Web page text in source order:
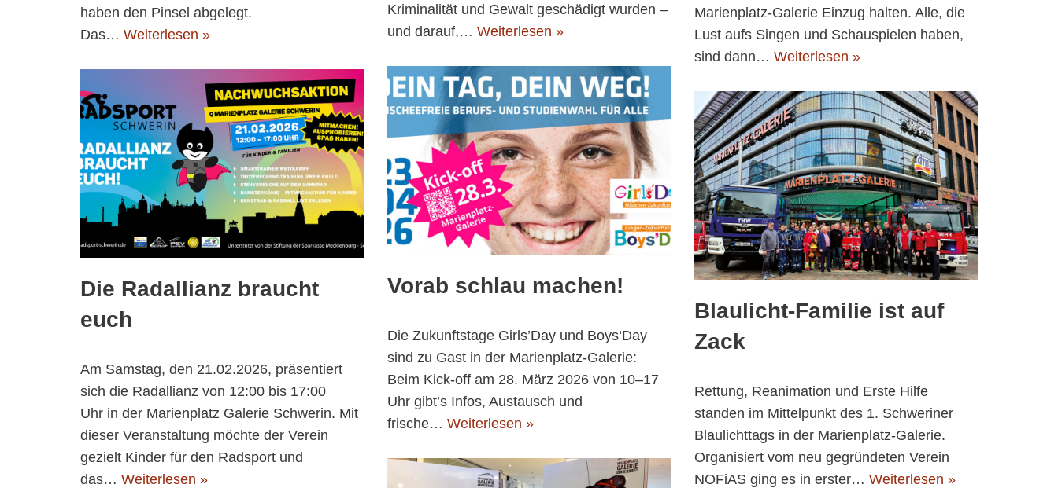
Marienplatz-Galerie Einzug halten. Alle, die
Lust aufs Singen und Schauspielen haben,
sind dann… Weiterlesen »
haben den Pinsel abgelegt.
Das… Weiterlesen »
Kriminalität und Gewalt geschädigt wurden –
und darauf,… Weiterlesen »
Vorab schlau machen!
Die Zukunftstage Girls’Day und Boys‘Day
sind zu Gast in der Marienplatz-Galerie:
Beim Kick-off am 28. März 2026 von 10–17
Uhr gibt’s Infos, Austausch und
frische… Weiterlesen »
Die Radallianz braucht
euch
Am Samstag, den 21.02.2026, präsentiert
sich die Radallianz von 12:00 bis 17:00
Uhr in der Marienplatz Galerie Schwerin. Mit
dieser Veranstaltung möchte der Verein
gezielt Kinder für den Radsport und
das… Weiterlesen »
Blaulicht-Familie ist auf
Zack
Rettung, Reanimation und Erste Hilfe
standen im Mittelpunkt des 1. Schweriner
Blaulichttags in der Marienplatz-Galerie.
Organisiert vom neu gegründeten Verein
NOFiAS ging es in erster… Weiterlesen »